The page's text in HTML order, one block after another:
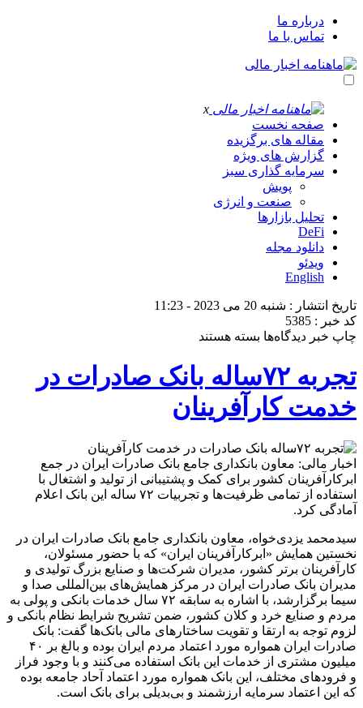
درباره ما
تماس با ما
x
صفحه نخست
مقاله های برگزیده
گزارش های ویژه
سرمایه گذاری سبز
پویش
صنعت و انرژی
تحلیل بازارها
DeFi
دانلود مجله
ویدئو
English
تاریخ انتشار : شنبه 20 می 2023 - 11:23
کد خبر : 5385
چاپ خبر دیدگاه‌ها برای
۷۲ساله
بانک
صادرات
در
کارآفرینان
بسته هستند
تجربه ۷۲ساله بانک صادرات در
خدمت کارآفرینان
اخبار مالی: معاون بانکداری جامع بانک صادرات ایران در جمع
ابرکارآفرینان کشور برای کمک و پشتیبانی از تولید و اشتغال با
استفاده از تمامی ظرفیت‌ها و تجربیات ۷۲ ساله این بانک اعلام
آمادگی کرد.
سیدمحمد یزدی‌خواه، ​معاون بانکداری جامع بانک صادرات ایران در
نخستین همایش «ابرکارآفرینان ایران» که با حضور مسئولان،
کارآفرینان برتر کشور، مدیران شرکت‌ها و صنایع بزرگ تولیدی و
مدیران بانک صادرات ایران در مرکز همایش‌های بین‌المللی صدا و
سیما برگزارشد، با اشاره به سابقه ۷۲ سال خدمات بانکی و‌ پولی به
مردم و صنایع خرد و کلان کشور، ضمن تشریح شرایط نظام بانکی و
لزوم توجه به ارتقا و تقویت ساختارهای مالی بانک‌ها گفت: بانک
صادرات ایران همواره مورد اعتماد مردم ایران بوده و بالغ بر ۴۰
میلیون مشتری از خدمات این بانک استفاده می‌کنند و با وجود فراز
و فرودهای مختلف، این بانک همواره مورد اعتماد آحاد جامعه بوده
که این اعتماد سرمایه ارزشمند و بی‌بدیلی برای بانک است.